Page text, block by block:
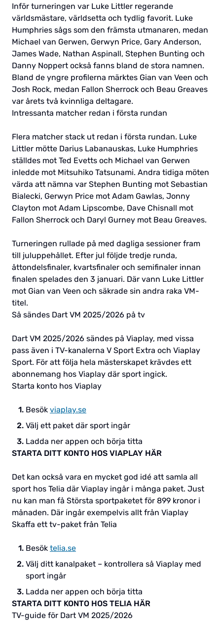
Inför turneringen var Luke Littler regerande
världsmästare, världsetta och tydlig favorit. Luke
Humphries sågs som den främsta utmanaren, medan
Michael van Gerwen, Gerwyn Price, Gary Anderson,
James Wade, Nathan Aspinall, Stephen Bunting och
Danny Noppert också fanns bland de stora namnen.
Bland de yngre profilerna märktes Gian van Veen och
Josh Rock, medan Fallon Sherrock och Beau Greaves
var årets två kvinnliga deltagare.
Intressanta matcher redan i första rundan
Flera matcher stack ut redan i första rundan. Luke
Littler mötte Darius Labanauskas, Luke Humphries
ställdes mot Ted Evetts och Michael van Gerwen
inledde mot Mitsuhiko Tatsunami. Andra tidiga möten
värda att nämna var Stephen Bunting mot Sebastian
Bialecki, Gerwyn Price mot Adam Gawlas, Jonny
Clayton mot Adam Lipscombe, Dave Chisnall mot
Fallon Sherrock och Daryl Gurney mot Beau Greaves.
Turneringen rullade på med dagliga sessioner fram
till juluppehållet. Efter jul följde tredje runda,
åttondelsfinaler, kvartsfinaler och semifinaler innan
finalen spelades den 3 januari. Där vann Luke Littler
mot Gian van Veen och säkrade sin andra raka VM-
titel.
Så sändes Dart VM 2025/2026 på tv
Dart VM 2025/2026 sändes på Viaplay, med vissa
pass även i TV-kanalerna V Sport Extra och Viaplay
Sport. För att följa hela mästerskapet krävdes ett
abonnemang hos Viaplay där sport ingick.
Starta konto hos Viaplay
Besök viaplay.se
Välj ett paket där sport ingår
Ladda ner appen och börja titta
STARTA DITT KONTO HOS VIAPLAY HÄR
Det kan också vara en mycket god idé att samla all
sport hos Telia där Viaplay ingår i många paket. Just
nu kan man få Största sportpaketet för 899 kronor i
månaden. Där ingår exempelvis allt från Viaplay
Skaffa ett tv-paket från Telia
Besök telia.se
Välj ditt kanalpaket – kontrollera så Viaplay med
sport ingår
Ladda ner appen och börja titta
STARTA DITT KONTO HOS TELIA HÄR
TV-guide för Dart VM 2025/2026